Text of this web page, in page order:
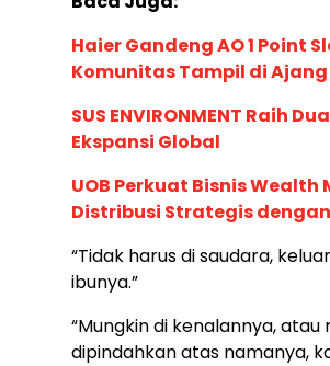
Haier Gandeng AO 1 Point
Komunitas Tampil di
SUS ENVIRONMENT Raih
Ekspansi Global
UOB Perkuat Bisnis
Distribusi Strategis
“Tidak harus di saudara,
ibunya.”
“Mungkin di kenalannya,
dipindahkan atas namanya,